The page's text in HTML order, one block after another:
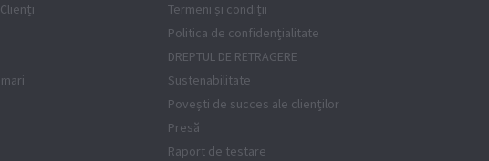
Termeni și condiții
Politica de confidențialitate
DREPTUL DE RETRAGERE
Sustenabilitate
Povești de succes ale clienților
Presă
Raport de testare